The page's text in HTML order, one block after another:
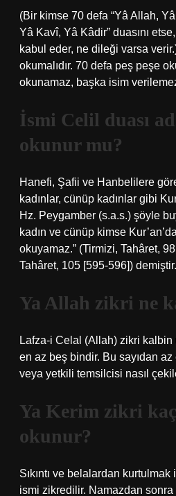
(Bir kimse 70 defa “Yâ Allah,
Yâ Kavî, Yâ Kâdir” duasını
kabul eder, ne dileği varsa
okumalıdır. 70 defa peş peşe
okunamaz, başka isim
İsmi Celil duası
okunur mu?
Hanefi, Şafii ve Hanbelilere
kadınlar, cünüp kadınlar gibi
Hz. Peygamber (s.a.s.) şöyle
kadın ve cünüp kimse
okuyamaz.” (Tirmizi, Tahâret,
Tahâret, 105 [595-596]) demiştir.
Ya Allah zikri ne
Lafza-i Celal (Allah) zikri
en az beş bindir. Bu sayıdan
veya yetkili temsilcisi nasıl
Ya Kerim zikri
okunur?
Sıkıntı ve belalardan
ismi zikredilir. Namazdan sonra